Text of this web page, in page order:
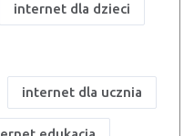
internet dla dzieci
internet dla ucznia